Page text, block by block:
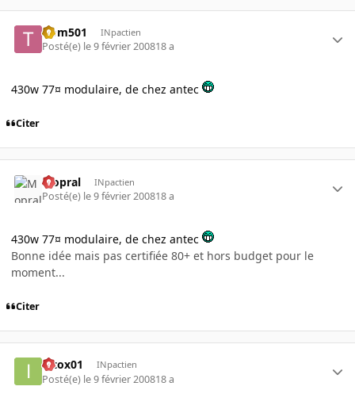
tiom501 INpactien
Posté(e) le 9 février 200818 a
430w 77¤ modulaire, de chez antec
Citer
Mopral INpactien
Posté(e) le 9 février 200818 a
430w 77¤ modulaire, de chez antec
Bonne idée mais pas certifiée 80+ et hors budget pour le
moment...
Citer
intox01 INpactien
Posté(e) le 9 février 200818 a